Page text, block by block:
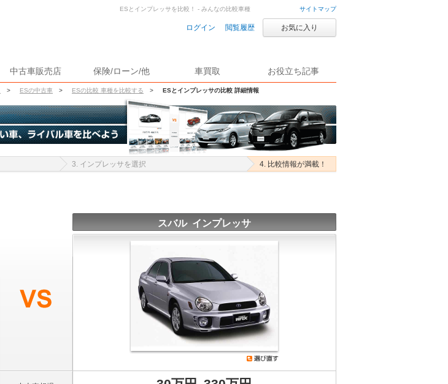
サイトマップ
ログイン 閲覧履歴 お気に入り
中古車販売店 保険/ローン/他 車買取 お役立ち記事
> ESの中古車 > ESの比較 車種を比較する > ESとインプレッサの比較 詳細情報
ESとインプレッサを比較！ - みんなの比較車種
3. インプレッサを選択 4. 比較情報が満載！
スバル インプレッサ